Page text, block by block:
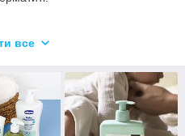
кращих європейських
де це справді необхідно,
алергенів, засоби для миття
Бренд "Skarb Matki" має на
нагород та відзнак.
все